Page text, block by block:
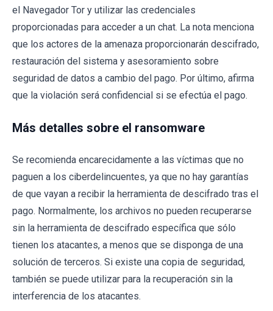
el Navegador Tor y utilizar las credenciales
proporcionadas para acceder a un chat. La nota menciona
que los actores de la amenaza proporcionarán descifrado,
restauración del sistema y asesoramiento sobre
seguridad de datos a cambio del pago. Por último, afirma
que la violación será confidencial si se efectúa el pago.
Más detalles sobre el ransomware
Se recomienda encarecidamente a las víctimas que no
paguen a los ciberdelincuentes, ya que no hay garantías
de que vayan a recibir la herramienta de descifrado tras el
pago. Normalmente, los archivos no pueden recuperarse
sin la herramienta de descifrado específica que sólo
tienen los atacantes, a menos que se disponga de una
solución de terceros. Si existe una copia de seguridad,
también se puede utilizar para la recuperación sin la
interferencia de los atacantes.